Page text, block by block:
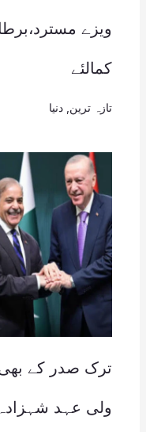
کمالئے
تازہ ترین دنیا
ترک صدر کے بھی
ولی عہد